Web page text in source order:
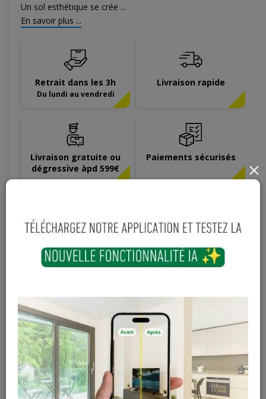
Un sol esthétique se crée ...
En savoir plus ...
Retrait dans les 3h
Du lundi au vendredi
Livraison rapide
Livraison gratuite ou
dégressive àpd 599€
Paiements sécurisés
7,95 € / ml
(2,4 ml / pièce) 19,08€ TTC
Sur commande
Magasin / Entrepôt
Gosselies Hors stock
×